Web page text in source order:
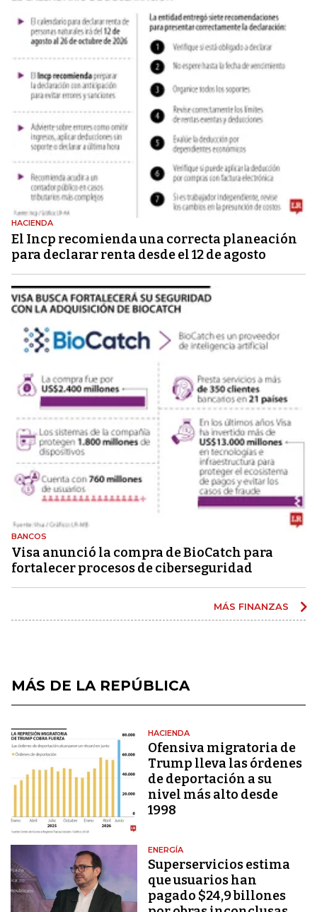
HACIENDA
El Incp recomienda una correcta planeación
para declarar renta desde el 12 de agosto
BANCOS
Visa anunció la compra de BioCatch para
fortalecer procesos de ciberseguridad
MÁS FINANZAS
MÁS DE LA REPÚBLICA
HACIENDA
Ofensiva migratoria de
Trump lleva las órdenes
de deportación a su
nivel más alto desde
1998
ENERGÍA
Superservicios estima
que usuarios han
pagado $24,9 billones